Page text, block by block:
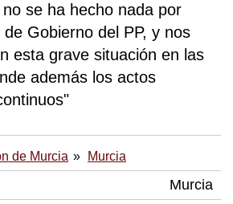
se ha hecho nada por
Gobierno del PP, y nos
esta grave situación en las
además los actos
de Murcia Murcia
Murcia